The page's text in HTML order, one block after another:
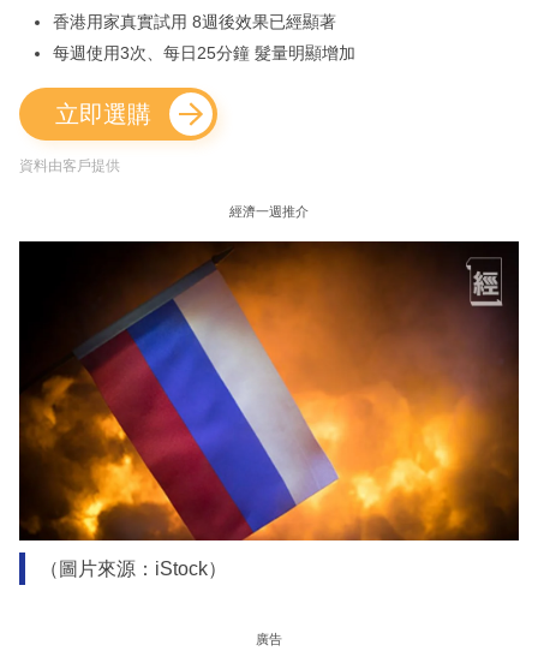
香港用家真實試用 8週後效果已經顯著
每週使用3次、每日25分鐘 髮量明顯增加
立即選購
資料由客戶提供
經濟一週推介
（圖片來源：iStock）
廣告